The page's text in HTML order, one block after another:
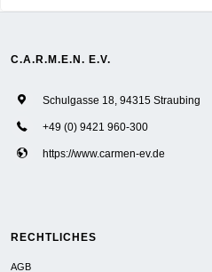
C.A.R.M.E.N. E.V.
Schulgasse 18, 94315 Straubing
+49 (0) 9421 960-300
https://www.carmen-ev.de
RECHTLICHES
AGB